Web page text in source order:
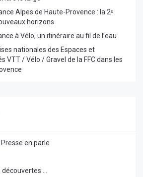
Alpes de Haute-Provence : la 2ᵉ
horizons
à Vélo, un itinéraire au fil de l’eau
nationales des Espaces et
VTT / Vélo / Gravel de la FFC dans les
en parle
...